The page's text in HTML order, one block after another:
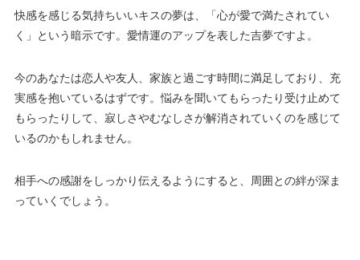
快感を感じる気持ちいいキスの夢は、「心が愛で満たされてい
く」という暗示です。愛情運のアップを表した吉夢ですよ。
今のあなたは恋人や友人、家族と過ごす時間に満足しており、充
実感を抱いているはずです。悩みを聞いてもらったり受け止めて
もらったりして、寂しさやむなしさが解消されていくのを感じて
いるのかもしれません。
相手への感謝をしっかり伝えるようにすると、周囲との絆が深ま
っていくでしょう。